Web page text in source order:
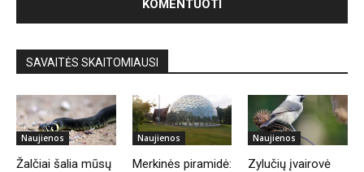
SAVAITĖS SKAITOMIAUSI
Naujienos
Žalčiai šalia mūsų
Naujienos
Merkinės piramidė:
Naujienos
Zylučių įvairovė